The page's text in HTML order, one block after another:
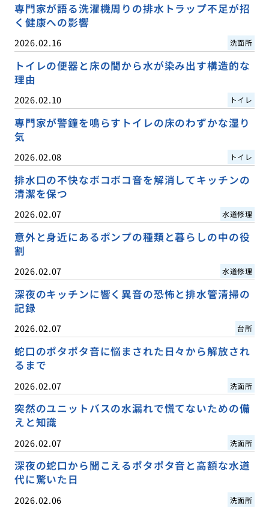
専門家が語る洗濯機周りの排水トラップ不足が招
く健康への影響
2026.02.16 洗面所
トイレの便器と床の間から水が染み出す構造的な
理由
2026.02.10 トイレ
専門家が警鐘を鳴らすトイレの床のわずかな湿り
気
2026.02.08 トイレ
排水口の不快なボコボコ音を解消してキッチンの
清潔を保つ
2026.02.07 水道修理
意外と身近にあるポンプの種類と暮らしの中の役
割
2026.02.07 水道修理
深夜のキッチンに響く異音の恐怖と排水管清掃の
記録
2026.02.07 台所
蛇口のポタポタ音に悩まされた日々から解放され
るまで
2026.02.07 洗面所
突然のユニットバスの水漏れで慌てないための備
えと知識
2026.02.07 洗面所
深夜の蛇口から聞こえるポタポタ音と高額な水道
代に驚いた日
2026.02.06 洗面所